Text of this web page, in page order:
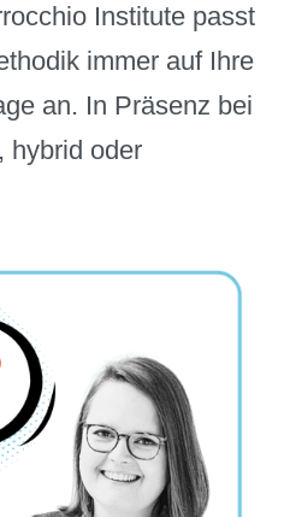
Institute passt
immer auf Ihre
an. In Präsenz bei
hybrid oder